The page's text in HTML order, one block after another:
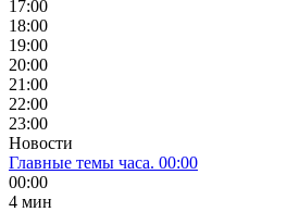
17:00
18:00
19:00
20:00
21:00
22:00
23:00
Новости
Главные темы часа. 00:00
00:00
4 мин